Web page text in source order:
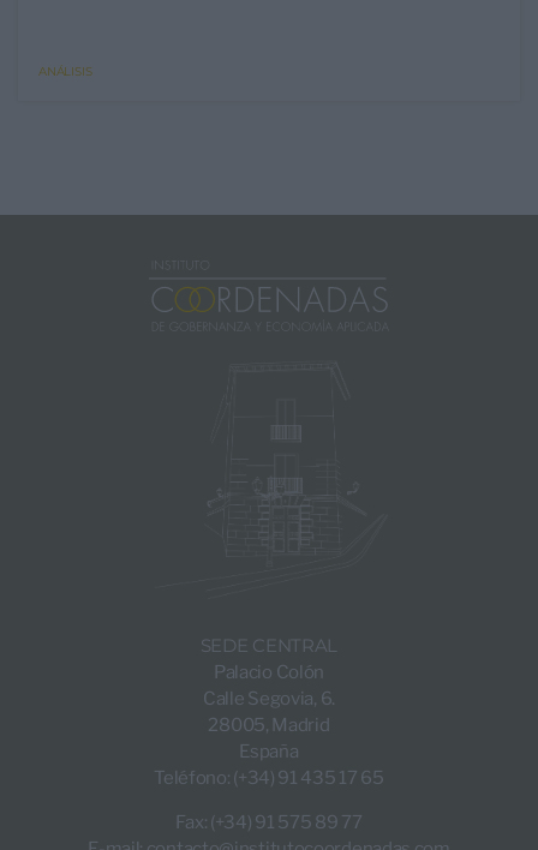
ANÁLISIS
SEDE CENTRAL
Palacio Colón
Calle Segovia, 6.
28005, Madrid
España
Teléfono: (+34) 91 435 17 65
Fax: (+34) 91 575 89 77